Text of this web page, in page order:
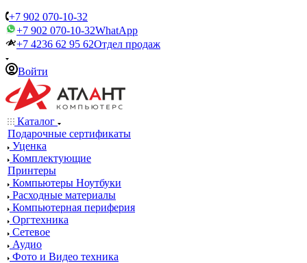
+7 902 070-10-32
+7 902 070-10-32WhatApp
+7 4236 62 95 62Отдел продаж
Войти
Каталог
Подарочные сертификаты
Уценка
Комплектующие
Принтеры
Компьютеры Ноутбуки
Расходные материалы
Компьютерная периферия
Оргтехника
Сетевое
Аудио
Фото и Видео техника